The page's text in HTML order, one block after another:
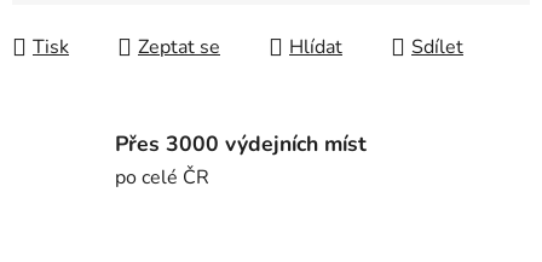
Tisk Zeptat se Hlídat Sdílet
Přes 3000 výdejních míst
po celé ČR